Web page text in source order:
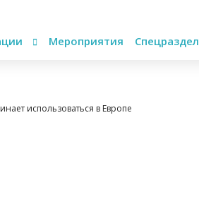
Мероприятия Спецраздел
использоваться в Европе